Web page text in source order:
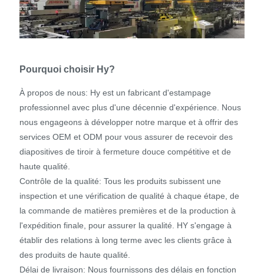
Pourquoi choisir Hy?
À propos de nous: Hy est un fabricant d'estampage
professionnel avec plus d'une décennie d'expérience. Nous
nous engageons à développer notre marque et à offrir des
services OEM et ODM pour vous assurer de recevoir des
diapositives de tiroir à fermeture douce compétitive et de
haute qualité.
Contrôle de la qualité: Tous les produits subissent une
inspection et une vérification de qualité à chaque étape, de
la commande de matières premières et de la production à
l'expédition finale, pour assurer la qualité. HY s'engage à
établir des relations à long terme avec les clients grâce à
des produits de haute qualité.
Délai de livraison: Nous fournissons des délais en fonction